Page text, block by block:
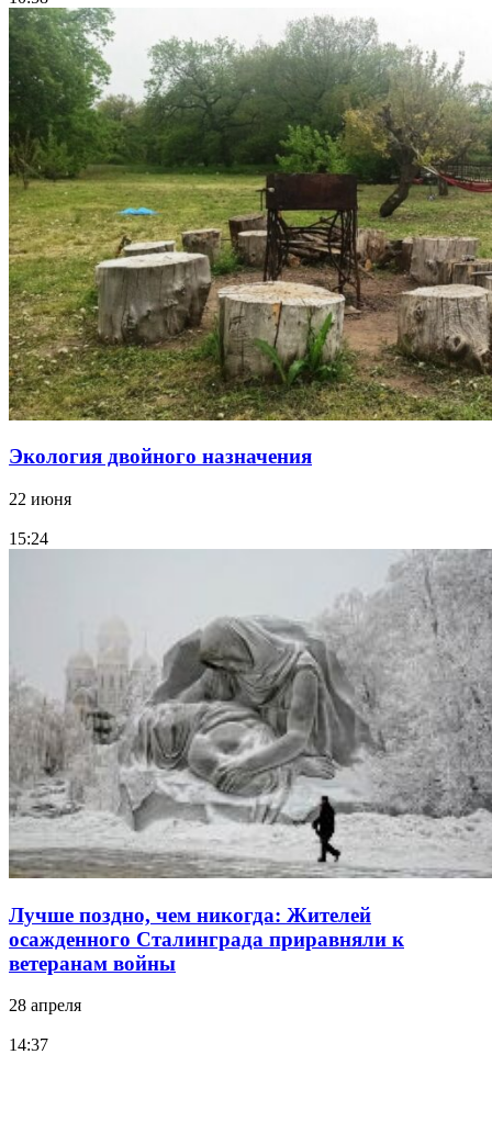
Экология двойного назначения
22 июня
15:24
Лучше поздно, чем никогда: Жителей
осажденного Сталинграда приравняли к
ветеранам войны
28 апреля
14:37